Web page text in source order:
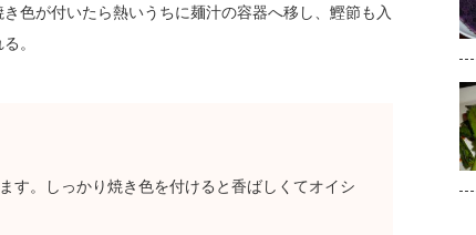
き色が付いたら熱いうちに麺汁の容器へ移し、鰹節も入
。
す。しっかり焼き色を付けると香ばしくてオイシ